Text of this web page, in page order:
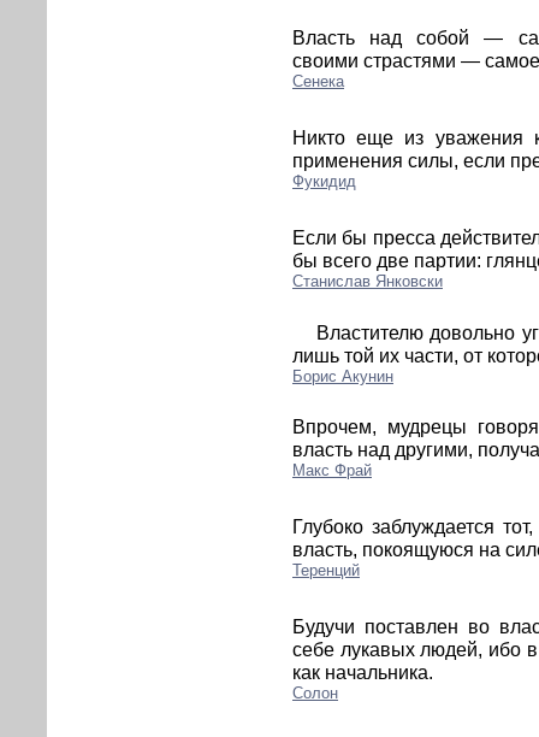
Власть над собой —
своими страстями —
Сенека
Никто еще из уважения
применения силы, если
Фукидид
Если бы пресса
бы всего две партии:
Станислав Янковски
Властителю довольно
лишь той их части, от
Борис Акунин
Впрочем, мудрецы
власть над другими,
Макс Фрай
Глубоко заблуждается
власть, покоящуюся на
Теренций
Будучи поставлен во
себе лукавых людей, ибо
как начальника.
Солон